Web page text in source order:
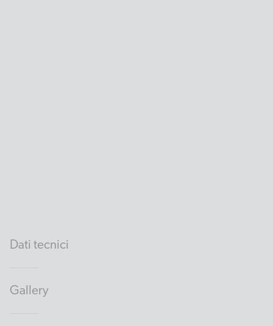
Dati tecnici
Gallery